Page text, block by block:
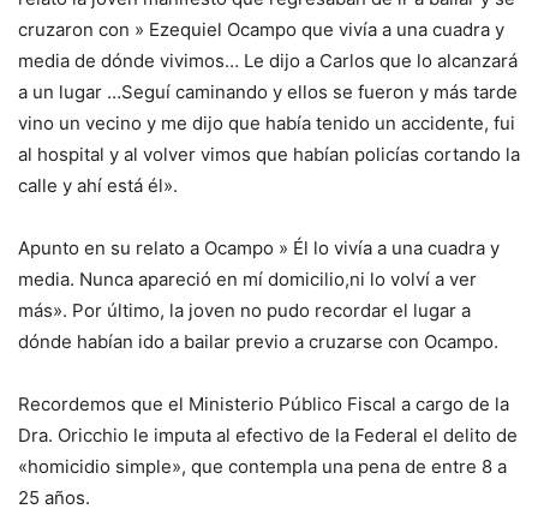
cruzaron con » Ezequiel Ocampo que vivía a una cuadra y
media de dónde vivimos… Le dijo a Carlos que lo alcanzará
a un lugar …Seguí caminando y ellos se fueron y más tarde
vino un vecino y me dijo que había tenido un accidente, fui
al hospital y al volver vimos que habían policías cortando la
calle y ahí está él».
Apunto en su relato a Ocampo » Él lo vivía a una cuadra y
media. Nunca apareció en mí domicilio,ni lo volví a ver
más». Por último, la joven no pudo recordar el lugar a
dónde habían ido a bailar previo a cruzarse con Ocampo.
Recordemos que el Ministerio Público Fiscal a cargo de la
Dra. Oricchio le imputa al efectivo de la Federal el delito de
«homicidio simple», que contempla una pena de entre 8 a
25 años.